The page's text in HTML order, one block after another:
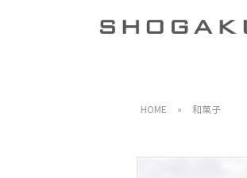
HOME » 和菓子